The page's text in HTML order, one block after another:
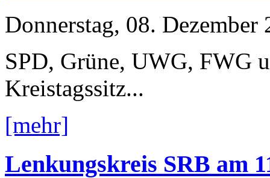
Donnerstag, 08. Dezember
SPD, Grüne, UWG, FWG
Kreistagssitz...
[mehr]
Lenkungskreis SRB am